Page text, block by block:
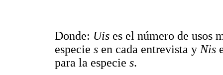
Donde: Uis es el número de usos
especie s en cada entrevista y Nis
para la especie s.